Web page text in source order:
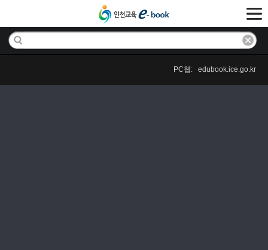
PC웹: edubook.ice.go.kr